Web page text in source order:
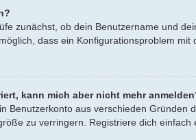
zunächst, ob dein Benutzername und
dass ein Konfigurationsproblem
kann mich aber nicht mehr
Benutzerkonto aus verschieden
zu verringern. Registriere dich